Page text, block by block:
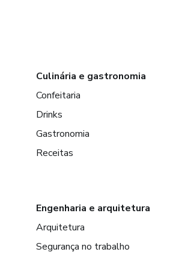
Culinária e gastronomia
Confeitaria
Drinks
Gastronomia
Receitas
Engenharia e arquitetura
Arquitetura
Segurança no trabalho